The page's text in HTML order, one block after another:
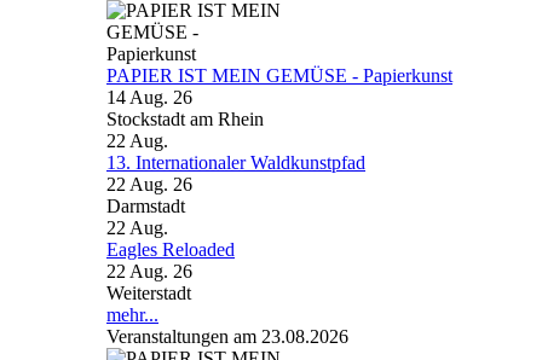
PAPIER IST MEIN GEMÜSE - Papierkunst
14 Aug. 26
Stockstadt am Rhein
22 Aug.
13. Internationaler Waldkunstpfad
22 Aug. 26
Darmstadt
22 Aug.
Eagles Reloaded
22 Aug. 26
Weiterstadt
mehr...
Veranstaltungen am 23.08.2026